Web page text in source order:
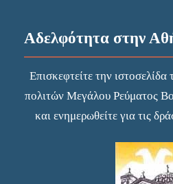
Αδελφότητα στην
Επισκεφτείτε την ιστοσελίδα
πολιτών Μεγάλου Ρεύματος
και ενημερωθείτε για τις